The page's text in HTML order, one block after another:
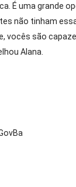
É uma grande
não tinham
vocês são
Alana.